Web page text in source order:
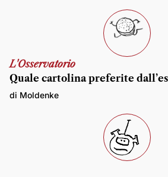
L'Osservatorio
Quale cartolina preferite
di Moldenke